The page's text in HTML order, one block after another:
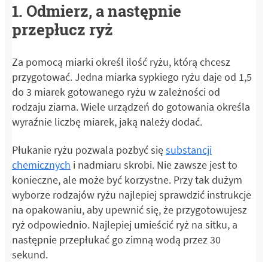
1. Odmierz, a następnie
przepłucz ryż
Za pomocą miarki określ ilość ryżu, którą chcesz
przygotować. Jedna miarka sypkiego ryżu daje od 1,5
do 3 miarek gotowanego ryżu w zależności od
rodzaju ziarna. Wiele urządzeń do gotowania określa
wyraźnie liczbę miarek, jaką należy dodać.
Płukanie ryżu pozwala pozbyć sięsubstancji
chemicznych i nadmiaru skrobi. Nie zawsze jest to
konieczne, ale może być korzystne. Przy tak dużym
wyborze rodzajów ryżu najlepiej sprawdzić instrukcje
na opakowaniu, aby upewnić się, że przygotowujesz
ryż odpowiednio. Najlepiej umieścić ryż na sitku, a
następnie przepłukać go zimną wodą przez 30
sekund.